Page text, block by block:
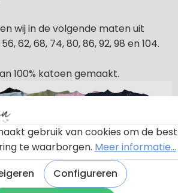
wij in de volgende maten uit
62, 68, 74, 80, 86, 92, 98 en 104.
100% katoen gemaakt.
gebruik van cookies om de best
te waarborgen. Meer informatie...
Configureren